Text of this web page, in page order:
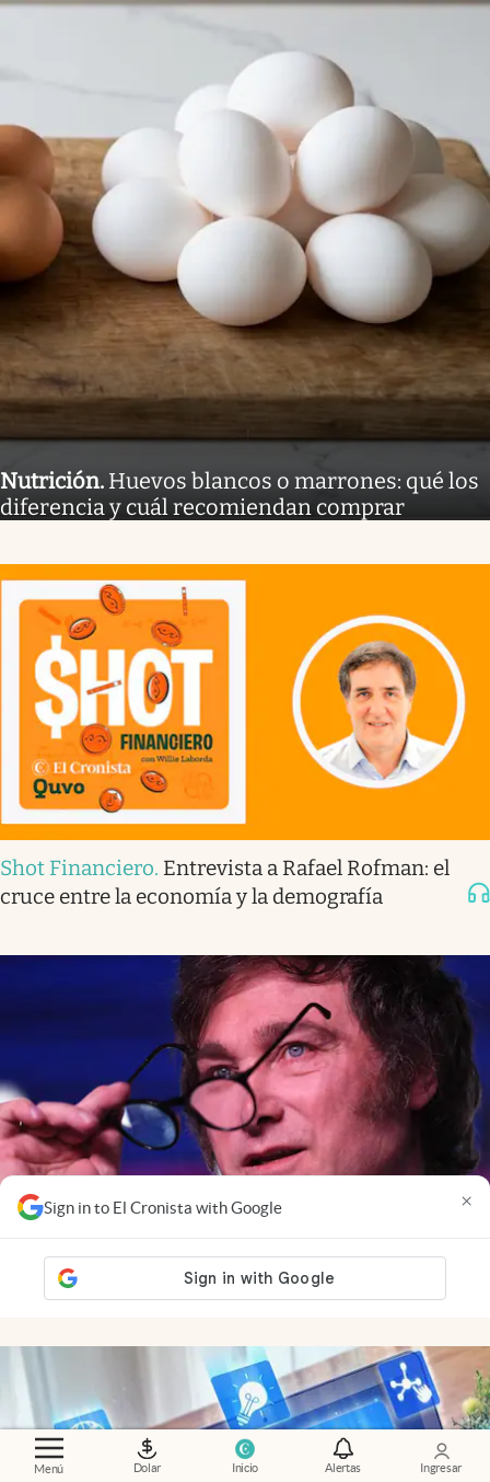
Menú Dolar Inicio Alertas Ingresar
Sign in to El Cronista with Google ×
Nutrición. Huevos blancos o marrones: qué los
diferencia y cuál recomiendan comprar
Shot Financiero. Entrevista a Rafael Rofman: el
cruce entre la economía y la demografía
Economía al día.El mercado ya mira a 2027: cómo
influye la política en las inversiones